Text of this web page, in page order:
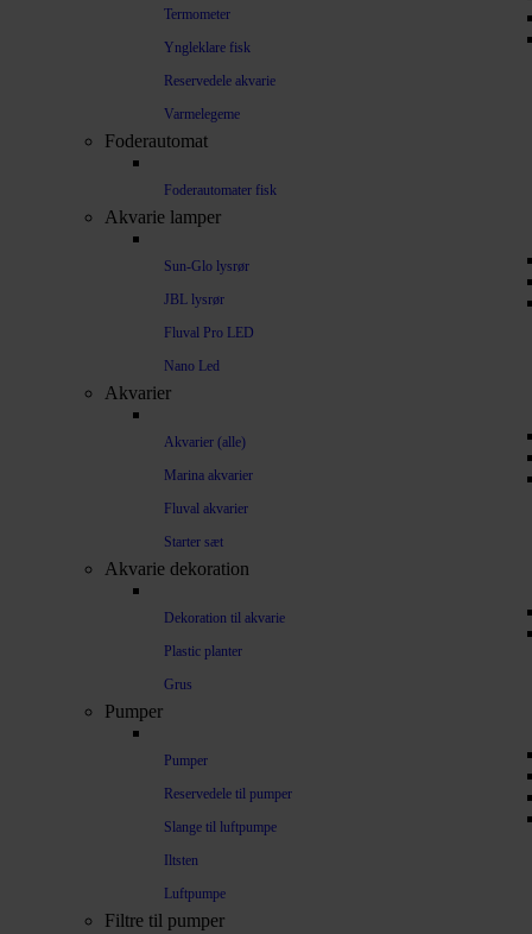
Termometer
Yngleklare fisk
Reservedele akvarie
Varmelegeme
Foderautomat
Foderautomater fisk
Akvarie lamper
Sun-Glo lysrør
JBL lysrør
Fluval Pro LED
Nano Led
Akvarier
Akvarier (alle)
Marina akvarier
Fluval akvarier
Starter sæt
Akvarie dekoration
Dekoration til akvarie
Plastic planter
Grus
Pumper
Pumper
Reservedele til pumper
Slange til luftpumpe
Iltsten
Luftpumpe
Filtre til pumper